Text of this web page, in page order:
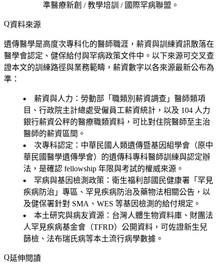
準醫療新創 / 教學培訓 / 國際罕病聯盟 。
資料來源
遺傳醫學是高度次專科化的醫師職涯，薪資與訓練資訊散落在
醫學會認定、健保給付與罕病政策文件中。以下來源可交叉查
證本文的訓練路徑與業務範疇，薪資數字以各來源最新公布為
準：
薪資與人力 ：勞動部「職類別薪資調查」醫師類項
目、行政院主計總處受僱員工薪資統計，以及 104 人力
銀行薪資公秤的醫療職類資料，可比對住院醫師至主治
醫師的薪資區間。
次專科認定 ：中華民國人類遺傳暨基因組學會（原中
華民國醫學遺傳學會）的遺傳科專科醫師訓練與認定辦
法，是確認 fellowship 年限與考試的權威來源。
罕病與基因檢測政策 ：衛生福利部國民健康署「罕見
疾病防治」專區、罕見疾病防治及藥物法相關公告，以
及健保署針對 SMA、WES 等基因檢測的給付規定。
本土研究與病友資源 ：台灣人體生物資料庫、財團法
人罕見疾病基金會（TFRD）公開資料，可佐證新生兒
篩檢、法布瑞氏病等本土流行病學數據。
延伸閱讀